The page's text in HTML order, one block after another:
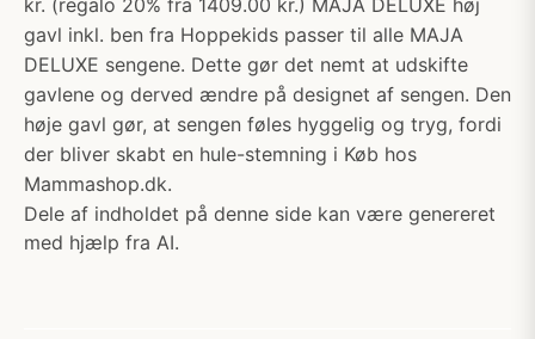
kr. (regalo 20% fra 1409.00 kr.) MAJA DELUXE høj
gavl inkl. ben fra Hoppekids passer til alle MAJA
DELUXE sengene. Dette gør det nemt at udskifte
gavlene og derved ændre på designet af sengen. Den
høje gavl gør, at sengen føles hyggelig og tryg, fordi
der bliver skabt en hule-stemning i Køb hos
Mammashop.dk.
Dele af indholdet på denne side kan være genereret
med hjælp fra AI.